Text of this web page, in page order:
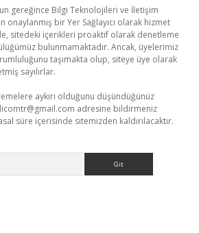
gereğince Bilgi Teknolojileri ve İletişim
onaylanmış bir Yer Sağlayıcı olarak hizmet
sitedeki içerikleri proaktif olarak denetleme
bulunmamaktadır. Ancak, üyelerimiz
taşımakta olup, siteye üye olarak
sayılırlar.
aykırı olduğunu düşündüğünüz
adresine bildirmeniz
süre içerisinde sitemizden kaldırılacaktır.